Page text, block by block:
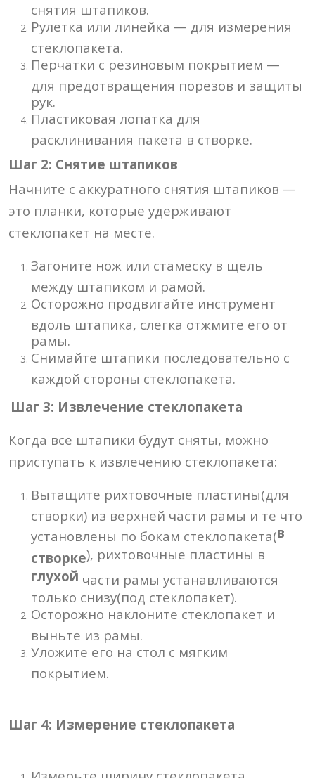
снятия штапиков.
Рулетка или линейка — для измерения
стеклопакета.
Перчатки с резиновым покрытием —
для предотвращения порезов и защиты
рук.
Пластиковая лопатка для
расклинивания пакета в створке.
Шаг 2: Снятие штапиков
Начните с аккуратного снятия штапиков —
это планки, которые удерживают
стеклопакет на месте.
Загоните нож или стамеску в щель
между штапиком и рамой.
Осторожно продвигайте инструмент
вдоль штапика, слегка отжмите его от
рамы.
Снимайте штапики последовательно с
каждой стороны стеклопакета.
Шаг 3: Извлечение стеклопакета
Когда все штапики будут сняты, можно
приступать к извлечению стеклопакета:
Вытащите рихтовочные пластины(для
створки) из верхней части рамы и те что
установлены по бокам стеклопакета(в
створке), рихтовочные пластины в
глухой части рамы устанавливаются
только снизу(под стеклопакет).
Осторожно наклоните стеклопакет и
выньте из рамы.
Уложите его на стол с мягким
покрытием.
Шаг 4: Измерение стеклопакета